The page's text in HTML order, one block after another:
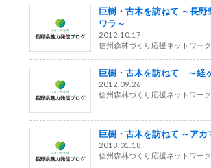
巨樹・古木を訪ねて ～長
ワラ～
2012.10.17
信州森林づくり応援ネットワーク
巨樹・古木を訪ねて ～経
2012.09.26
信州森林づくり応援ネットワーク
巨樹・古木を訪ねて ～アカ
2013.01.18
信州森林づくり応援ネットワーク